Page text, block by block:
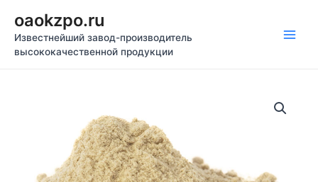
содержимому
oaokzpo.ru
Известнейший завод-производитель
высококачественной продукции